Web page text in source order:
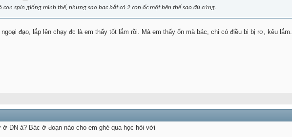
con spín giống mình thế, nhưng sao bac bắt có 2 con ốc một bên thế sao đủ cứng.
đạo, lắp lên chạy đc là em thấy tốt lắm rồi. Mà em thấy ổn mà bác, chỉ có điều bi bị rơ, kêu lắm.
ở ĐN à? Bác ở đoạn nào cho em ghé qua học hỏi với